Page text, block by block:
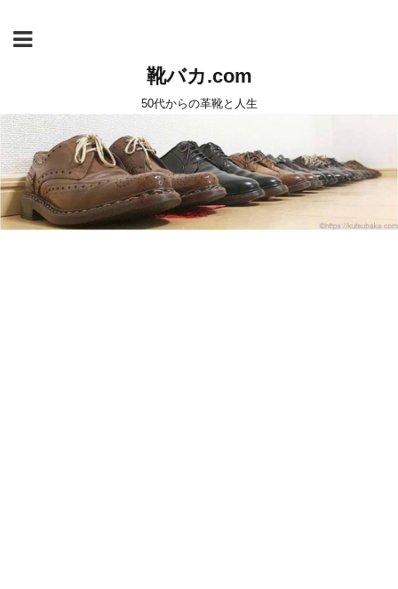
靴バカ.com
50代からの革靴と人生